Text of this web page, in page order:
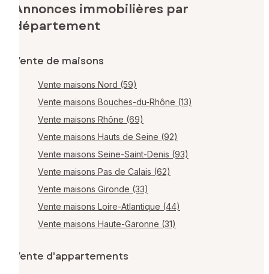
Annonces immobilières par
département
Vente de maisons
Vente maisons Nord (59)
Vente maisons Bouches-du-Rhône (13)
Vente maisons Rhône (69)
Vente maisons Hauts de Seine (92)
Vente maisons Seine-Saint-Denis (93)
Vente maisons Pas de Calais (62)
Vente maisons Gironde (33)
Vente maisons Loire-Atlantique (44)
Vente maisons Haute-Garonne (31)
Vente d'appartements